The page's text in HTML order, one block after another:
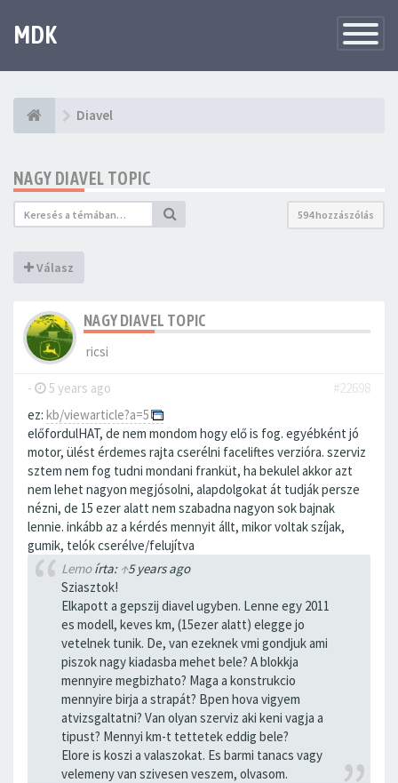
navigáció
MDK
Diavel
NAGY DIAVEL TOPIC
594 hozzászólás
Válasz
NAGY DIAVEL TOPIC
ricsi
- 5 years ago
#22698
ez: kb/viewarticle?a=5
előfordulHAT, de nem mondom hogy elő is fog. egyébként jó
motor, ülést érdemes rajta cserélni faceliftes verzióra. szerviz
sztem nem fog tudni mondani franküt, ha bekulel akkor azt
nem lehet nagyon megjósolni, alapdolgokat át tudják persze
nézni, de 15 ezer alatt nem szabadna nagyon sok bajnak
lennie. inkább az a kérdés mennyit állt, mikor voltak szíjak,
gumik, telók cserélve/felujítva
Lemoírta: ↑5 years ago
Sziasztok!
Elkapott a gepszij diavel ugyben. Lenne egy 2011
es modell, keves km, (15ezer alatt) elegge jo
vetelnek tunik. De, van ezeknek vmi gondjuk ami
piszok nagy kiadasba mehet bele? A blokkja
mennyire megbizhato? Maga a konstrukcio
mennyire birja a strapát? Bpen hova vigyem
atvizsgaltatni? Van olyan szerviz aki keni vagja a
tipust? Mennyi km-t tettetek eddig bele?
Elore is koszi a valaszokat. Es barmi tanacs vagy
velemeny van szivesen veszem, olvasom.